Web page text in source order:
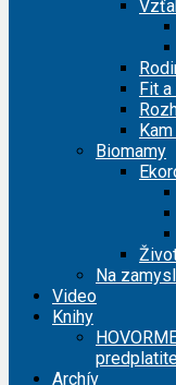
Fit
Biomamy
Na
Video
Knihy
Archív